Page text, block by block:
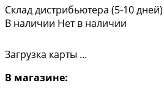
Склад дистрибьютера (5-10 дней)
В наличии Нет в наличии
Загрузка карты ...
В магазине: